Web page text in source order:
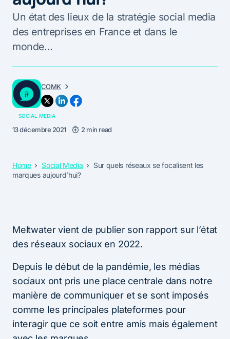
Un état des lieux de la stratégie social media
des entreprises en France et dans le
monde…
COMK
SOCIAL MEDIA
13 décembre 2021 2 min read
Home Social Media
Sur quels réseaux se focalisent les
marques aujourd’hui?
Meltwater vient de publier son rapport sur l’état
des réseaux sociaux en 2022.
Depuis le début de la pandémie, les médias
sociaux ont pris une place centrale dans notre
manière de communiquer et se sont imposés
comme les principales plateformes pour
interagir que ce soit entre amis mais également